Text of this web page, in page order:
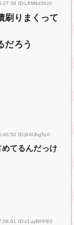
ID:L8M4d3IU0
刷りまくって
だろう
ID:j68Ubg5y0
てるんだっけ
ID:v1uyBPP80